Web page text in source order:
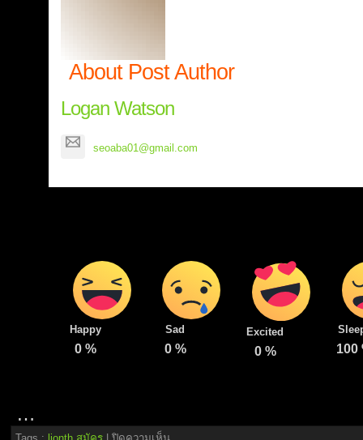
About Post Author
Logan Watson
seoaba01@gmail.com
Happy
0 %
Sad
0%
Excited
0% 100
…
บน